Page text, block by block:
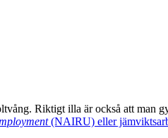
Riktigt illa är också att man
(NAIRU) eller